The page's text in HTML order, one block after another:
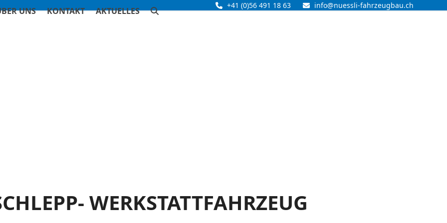
+41 (0)56 491 18 63 info@nuessli-fahrzeugbau.ch
UNS KONTAKT AKTUELLES
WERKSTATTFAHRZEUG